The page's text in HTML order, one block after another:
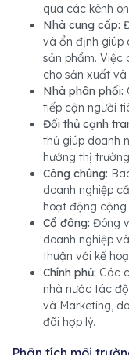
qua các kênh
Nhà cung cấp:
và ổn định giúp
sản phẩm. Việc
cho sản xuất và
Nhà phân phối:
tiếp cận người
Đối thủ cạnh
thủ giúp doanh
hướng thị
Công chúng:
doanh nghiệp
hoạt động
Cổ đông: Đóng
doanh nghiệp
thuận với kế
Chính phủ: Các
nhà nước tác
và Marketing,
đãi hợp lý.